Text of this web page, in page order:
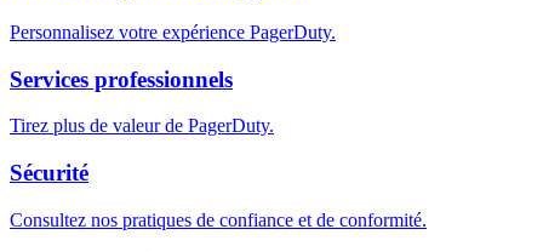
Personnalisez votre expérience PagerDuty.
Services professionnels
Tirez plus de valeur de PagerDuty.
Sécurité
Consultez nos pratiques de confiance et de conformité.